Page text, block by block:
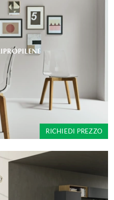
RICHIEDI PREZZO